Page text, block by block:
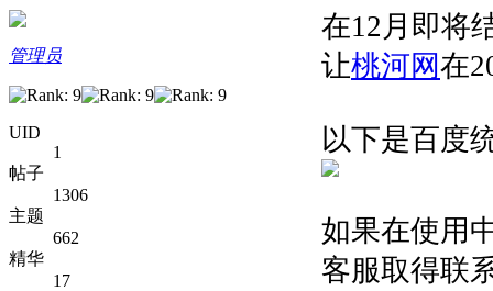
管理员
UID
1
帖子
1306
主题
662
精华
17
在12月即将
让桃河网在
以下是百度
如果在使用
客服取得联